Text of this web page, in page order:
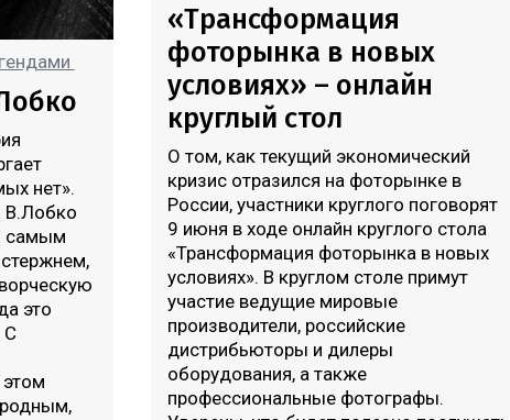
нет».
В.Лобко
самым
это
С
этом
«Трансформация
фоторынка в новых
условиях» – онлайн
круглый стол
О том, как текущий экономический
кризис отразился на фоторынке в
России, участники круглого поговорят
9 июня в ходе онлайн круглого стола
«Трансформация фоторынка в новых
условиях». В круглом столе примут
участие ведущие мировые
производители, российские
дистрибьюторы и дилеры
оборудования, а также
профессиональные фотографы.